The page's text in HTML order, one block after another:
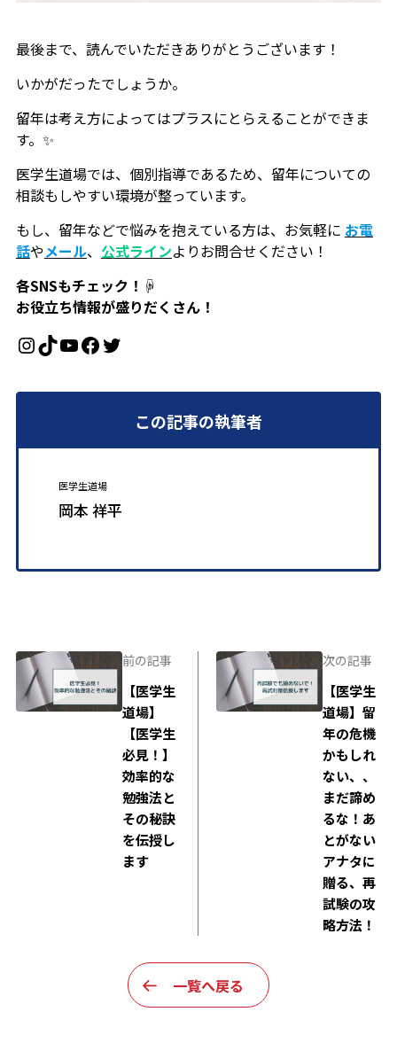
最後まで、読んでいただきありがとうございます！
いかがだったでしょうか。
留年は考え方によってはプラスにとらえることができま
す。✨
医学生道場では、個別指導であるため、留年についての
相談もしやすい環境が整っています。
もし、留年などで悩みを抱えている方は、お気軽に お電
話やメール、 公式ラインよりお問合せください！
各SNSもチェック！☟
お役立ち情報が盛りだくさん！
InstagramTikTok YouTube Facebook Twitter
この記事の執筆者
医学生道場
岡本 祥平
前の記事
【医学生
道場】
【医学生
必見！】
効率的な
勉強法と
その秘訣
を伝授し
ます
次の記事
【医学生
道場】留
年の危機
かもしれ
ない、、
まだ諦め
るな！あ
とがない
アナタに
贈る、再
試験の攻
略方法！
一覧へ戻る